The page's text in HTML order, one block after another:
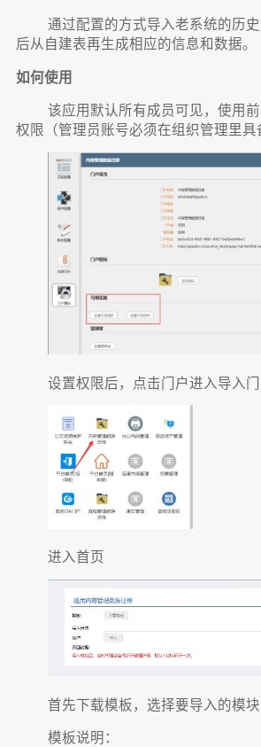
通过配置的方式导入老系统的历史
后从自建表再生成相应的信息和数据。
如何使用
该应用默认所有成员可见，使用前
权限（管理员账号必须在组织管理里
设置权限后，点击门户进入导入门
进入首页
首先下载模板，选择要导入的模块
模板说明：